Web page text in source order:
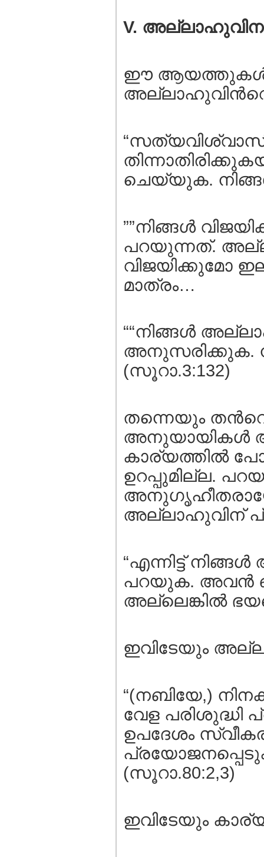
V. അല്ലാഹുവിനു
ഈ ആയത്തുകള്‍
അല്ലാഹുവിന്‍റെ
ചെയ്യുക. നിങ്ങള്‍
””നിങ്ങള്‍
പറയുന്നത്.
വിജയിക്കുമോ
മാത്രം…
““നിങ്ങള്‍
അനുസരിക്കുക.
(സൂറാ.3:132)
തന്നെയും
അനുയായികള്‍
കാര്യത്തില്‍
ഉറപ്പുമില്ല.
അല്ലാഹുവിന്
“എന്നിട്ട്‌
പറയുക. അവന്‍ ഒരു
അല്ലെങ്കില്‍
ഇവിടേയും
“(നബിയേ,)
വേള പരിശുദ്ധി
ഉപദേശം
(സൂറാ.80:2,3)
ഇവിടേയും